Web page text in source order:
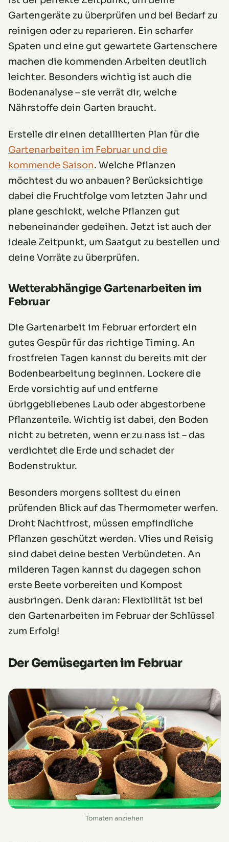
Gartengeräte zu überprüfen und bei Bedarf zu
reinigen oder zu reparieren. Ein scharfer
Spaten und eine gut gewartete Gartenschere
machen die kommenden Arbeiten deutlich
leichter. Besonders wichtig ist auch die
Bodenanalyse – sie verrät dir, welche
Nährstoffe dein Garten braucht.
Erstelle dir einen detaillierten Plan für die
Gartenarbeiten im Februar und die
kommende Saison. Welche Pflanzen
möchtest du wo anbauen? Berücksichtige
dabei die Fruchtfolge vom letzten Jahr und
plane geschickt, welche Pflanzen gut
nebeneinander gedeihen. Jetzt ist auch der
ideale Zeitpunkt, um Saatgut zu bestellen und
deine Vorräte zu überprüfen.
Wetterabhängige Gartenarbeiten im
Februar
Die Gartenarbeit im Februar erfordert ein
gutes Gespür für das richtige Timing. An
frostfreien Tagen kannst du bereits mit der
Bodenbearbeitung beginnen. Lockere die
Erde vorsichtig auf und entferne
übriggebliebenes Laub oder abgestorbene
Pflanzenteile. Wichtig ist dabei, den Boden
nicht zu betreten, wenn er zu nass ist – das
verdichtet die Erde und schadet der
Bodenstruktur.
Besonders morgens solltest du einen
prüfenden Blick auf das Thermometer werfen.
Droht Nachtfrost, müssen empfindliche
Pflanzen geschützt werden. Vlies und Reisig
sind dabei deine besten Verbündeten. An
milderen Tagen kannst du dagegen schon
erste Beete vorbereiten und Kompost
ausbringen. Denk daran: Flexibilität ist bei
den Gartenarbeiten im Februar der Schlüssel
zum Erfolg!
Der Gemüsegarten im Februar
Tomaten anziehen